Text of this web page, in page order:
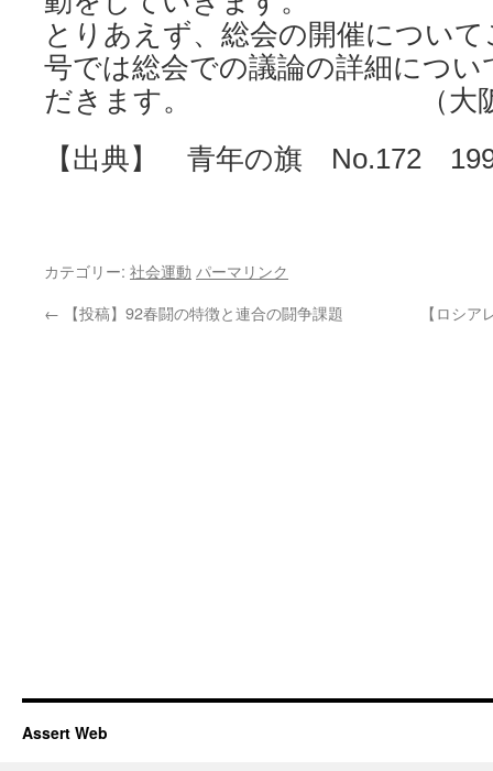
とりあえず、総会の開催につい
号では総会での議論の詳細につ
だきます。 （大阪
【出典】 青年の旗 No.172
カテゴリー: 社会運動 パーマリンク
← 【投稿】92春闘の特徴と連合の闘争課題 【ロシ
Assert Web